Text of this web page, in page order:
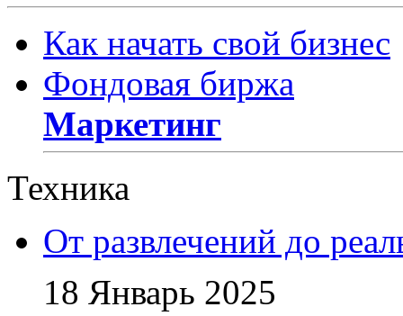
Как начать свой бизнес
Фондовая биржа
Маркетинг
Техника
От развлечений до
18 Январь 2025